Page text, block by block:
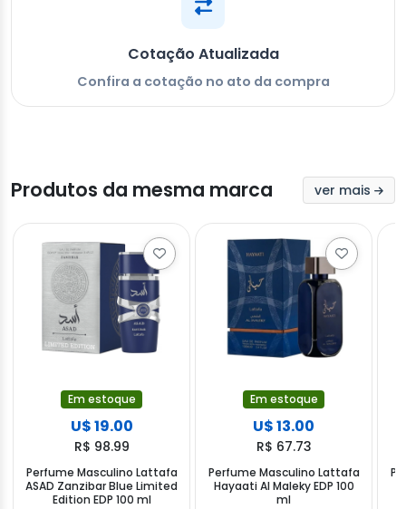
Cotação Atualizada
Confira a cotação no ato da compra
Produtos da mesma marca ver mais
Em estoque
U$ 19.00
R$ 98.99
Perfume Masculino Lattafa
ASAD Zanzibar Blue Limited
Edition EDP 100 ml
Em estoque
U$ 13.00
R$ 67.73
Perfume Masculino Lattafa
Hayaati Al Maleky EDP 100
ml